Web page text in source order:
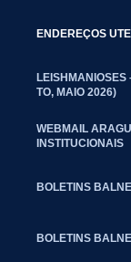
ENDEREÇOS
LEISHMANIOSES
TO, MAIO 2026)
WEBMAIL
INSTITUCIONAIS
BOLETINS
BOLETINS